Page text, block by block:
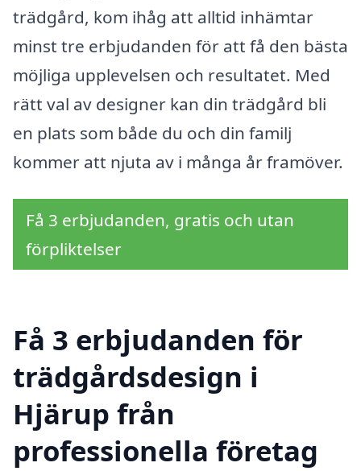
trädgård, kom ihåg att alltid inhämtar
minst tre erbjudanden för att få den bästa
möjliga upplevelsen och resultatet. Med
rätt val av designer kan din trädgård bli
en plats som både du och din familj
kommer att njuta av i många år framöver.
Få 3 erbjudanden, gratis och utan
förpliktelser
Få 3 erbjudanden för
trädgårdsdesign i
Hjärup från
professionella företag